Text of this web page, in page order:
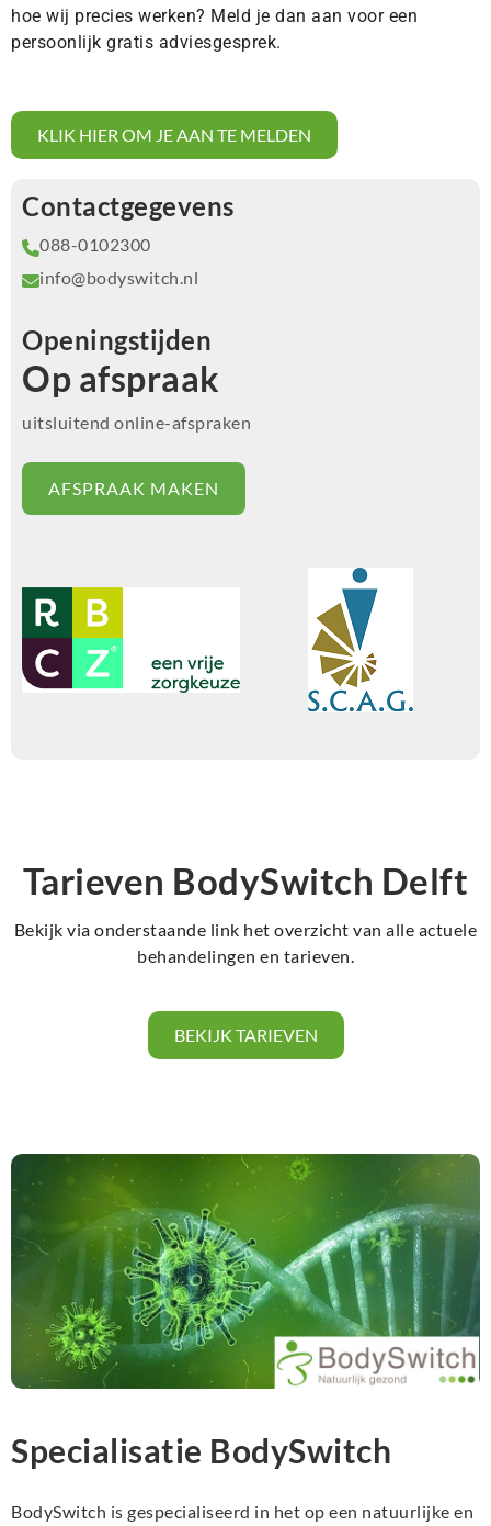
hoe wij precies werken? Meld je dan aan voor een
persoonlijk gratis adviesgesprek.
KLIK HIER OM JE AAN TE MELDEN
Contactgegevens
088-0102300
info@bodyswitch.nl
Openingstijden
Op afspraak
uitsluitend online-afspraken
AFSPRAAK MAKEN
Tarieven BodySwitch Delft
Bekijk via onderstaande link het overzicht van alle actuele
behandelingen en tarieven.
BEKIJK TARIEVEN
Specialisatie BodySwitch
BodySwitch is gespecialiseerd in het op een natuurlijke en